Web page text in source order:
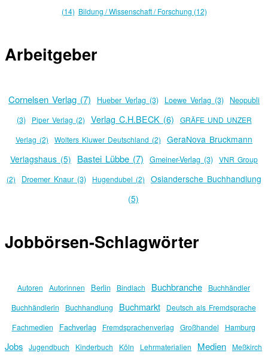
(14) Bildung / Wissenschaft / Forschung (12)
Arbeitgeber
Cornelsen Verlag (7) Hueber Verlag (3) Loewe Verlag (3)
Neopubli
(3)
Piper Verlag (2) Verlag C.H.BECK (6)
GRÄFE UND UNZER
Verlag (2)
Wolters Kluwer Deutschland (2)
GeraNova Bruckmann
Verlagshaus (5) Bastei Lübbe (7) Gmeiner-Verlag (3) VNR Group
(2)
Droemer Knaur (3) Hugendubel (2)
Osiandersche Buchhandlung
(5)
Jobbörsen-Schlagwörter
Autoren Autorinnen Berlin Bindlach Buchbranche
Buchhändler
Buchhändlerin
Buchhandlung Buchmarkt Deutsch als Fremdsprache
Fachmedien Fachverlag Fremdsprachenverlag Großhandel Hamburg
Jobs Jugendbuch Kinderbuch Köln Lehrmaterialien Medien Meßkirch